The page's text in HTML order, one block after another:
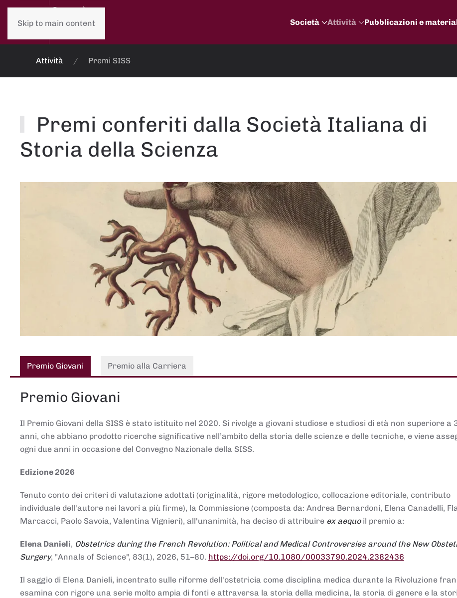
Skip to main content Società Attività Pubblicazioni e
Attività Premi SISS
Premi conferiti dalla Società Italiana di
Storia della Scienza
Premio Giovani Premio alla Carriera
Premio Giovani
Il Premio Giovani della SISS è stato istituito nel 2020. Si rivolge a giovani studiose e studiosi di età non superiore a
anni, che abbiano prodotto ricerche significative nell’ambito della storia delle scienze e delle tecniche, e viene
ogni due anni in occasione del Convegno Nazionale della SISS.
Edizione 2026
Tenuto conto dei criteri di valutazione adottati (originalità, rigore metodologico, collocazione editoriale, contributo
individuale dell'autore nei lavori a più firme), la Commissione (composta da: Andrea Bernardoni, Elena Canadelli,
Marcacci, Paolo Savoia, Valentina Vignieri), all'unanimità, ha deciso di attribuire ex aequoil premio a:
Elena Danieli, Obstetrics during the French Revolution: Political and Medical Controversies around the New
Surgery, "Annals of Science", 83(1), 2026, 51–80. https://doi.org/10.1080/00033790.2024.2382436
Il saggio di Elena Danieli, incentrato sulle riforme dell'ostetricia come disciplina medica durante la Rivoluzione
esamina con rigore una serie molto ampia di fonti e attraversa la storia della medicina, la storia di genere e la